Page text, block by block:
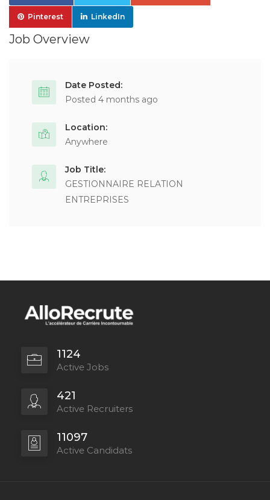
Pinterest LinkedIn
Job Overview
Date Posted:
Posted 4 months ago
Location:
Anywhere
Job Title:
GESTIONNAIRE RELATION
ENTREPRISES
1124
Active Jobs
421
Active Recruiters
11097
Active Candidats